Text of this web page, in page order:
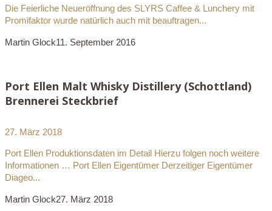
Die Feierliche Neueröffnung des SLYRS Caffee & Lunchery mit
Promifaktor wurde natürlich auch mit beauftragen...
Martin Glock11. September 2016
Port Ellen Malt Whisky Distillery (Schottland)
Brennerei Steckbrief
27. März 2018
Port Ellen Produktionsdaten im Detail Hierzu folgen noch weitere
Informationen … Port Ellen Eigentümer Derzeitiger Eigentümer
Diageo...
Martin Glock27. März 2018